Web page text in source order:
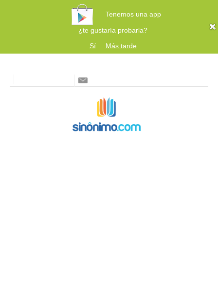
Tenemos una app
¿te gustaría probarla?
Sí
Más tarde